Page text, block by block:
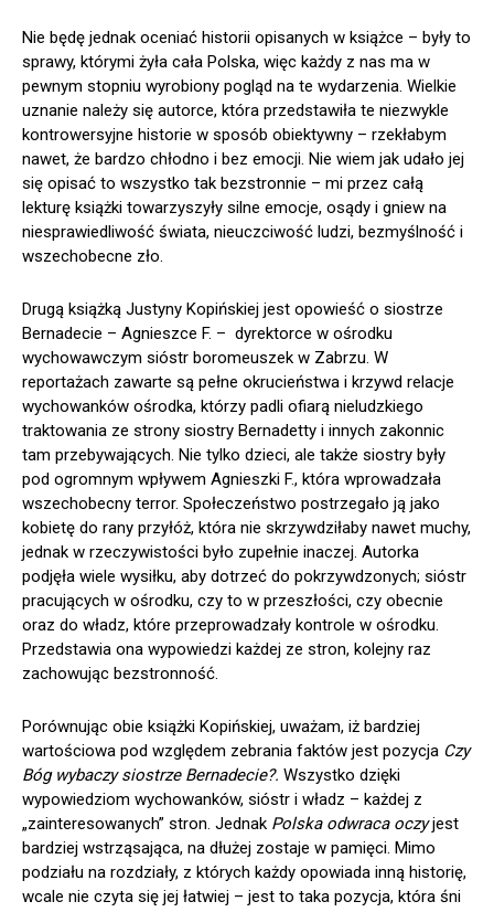
Nie będę jednak oceniać historii opisanych w książce – były to
sprawy, którymi żyła cała Polska, więc każdy z nas ma w
pewnym stopniu wyrobiony pogląd na te wydarzenia. Wielkie
uznanie należy się autorce, która przedstawiła te niezwykle
kontrowersyjne historie w sposób obiektywny – rzekłabym
nawet, że bardzo chłodno i bez emocji. Nie wiem jak udało jej
się opisać to wszystko tak bezstronnie – mi przez całą
lekturę książki towarzyszyły silne emocje, osądy i gniew na
niesprawiedliwość świata, nieuczciwość ludzi, bezmyślność i
wszechobecne zło.
Drugą książką Justyny Kopińskiej jest opowieść o siostrze
Bernadecie – Agnieszce F. – dyrektorce w ośrodku
wychowawczym sióstr boromeuszek w Zabrzu. W
reportażach zawarte są pełne okrucieństwa i krzywd relacje
wychowanków ośrodka, którzy padli ofiarą nieludzkiego
traktowania ze strony siostry Bernadetty i innych zakonnic
tam przebywających. Nie tylko dzieci, ale także siostry były
pod ogromnym wpływem Agnieszki F., która wprowadzała
wszechobecny terror. Społeczeństwo postrzegało ją jako
kobietę do rany przyłóż, która nie skrzywdziłaby nawet muchy,
jednak w rzeczywistości było zupełnie inaczej. Autorka
podjęła wiele wysiłku, aby dotrzeć do pokrzywdzonych; sióstr
pracujących w ośrodku, czy to w przeszłości, czy obecnie
oraz do władz, które przeprowadzały kontrole w ośrodku.
Przedstawia ona wypowiedzi każdej ze stron, kolejny raz
zachowując bezstronność.
Porównując obie książki Kopińskiej, uważam, iż bardziej
wartościowa pod względem zebrania faktów jest pozycja Czy
Bóg wybaczy siostrze Bernadecie?. Wszystko dzięki
wypowiedziom wychowanków, sióstr i władz – każdej z
„zainteresowanych” stron. Jednak Polska odwraca oczyjest
bardziej wstrząsająca, na dłużej zostaje w pamięci. Mimo
podziału na rozdziały, z których każdy opowiada inną historię,
wcale nie czyta się jej łatwiej – jest to taka pozycja, która śni